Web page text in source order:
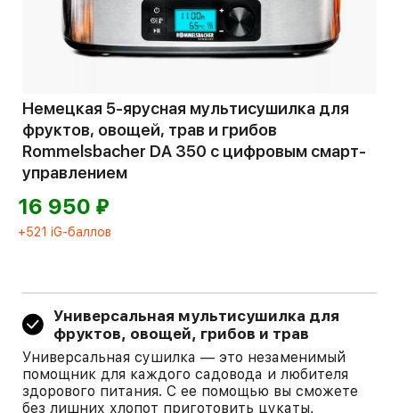
Немецкая 5-ярусная мультисушилка для
фруктов, овощей, трав и грибов
Rommelsbacher DA 350 с цифровым смарт-
управлением
16 950 ⃏
+521 iG-баллов
Универсальная мультисушилка для
фруктов, овощей, грибов и трав
Универсальная сушилка — это незаменимый
помощник для каждого садовода и любителя
здорового питания. С ее помощью вы сможете
без лишних хлопот приготовить цукаты,